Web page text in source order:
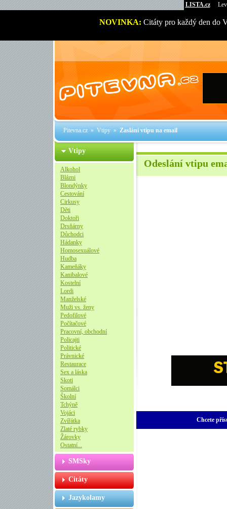
LISTA.cz
NOVINKA: Citáty pro každý den do
Pitevna.cz»Vtipy»Zaslání vtipu na email
Vtipy
Alkohol
Blázni
Blondýnky
Cestování
Cirkusy
Děti
Doktoři
Drsňárny
Důchodci
Hádanky
Homosexuálové
Hudba
Kameňáky
Kanibalové
Kostelní
Lordi
Manželské
Muži vs. ženy
Pedofilové
Počítačové
Pracovní, obchodní
Policajti
Politické
Právnické
Restaurace
Sex a láska
Skoti
Somálci
Školní
Tchýně
Vojáci
Zvířátka
Zlaté rybky
Žárovky
Ostatní...
SMSky
Citáty
Jazykolamy
Odeslání vtipu
Chcete